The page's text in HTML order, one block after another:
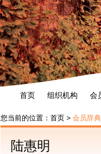
首页 组织机构 会
您当前的位置： 首页 > 会员辞典
陆惠明